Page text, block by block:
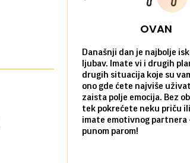
OVAN
Današnji dan je najbolje
ljubav. Imate vi i drugih
drugih situacija koje su
ono gde ćete najviše
zaista polje emocija. Bez
tek pokrećete neku priču
imate emotivnog partnera
punom parom!